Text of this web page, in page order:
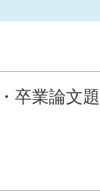
卒業論文